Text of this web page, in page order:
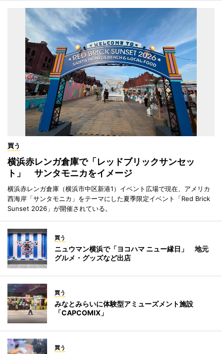
買う
横浜赤レンガ倉庫で「レッドブリックサンセッ
ト」 サンタモニカをイメージ
横浜赤レンガ倉庫（横浜市中区新港1）イベント広場で現在、アメリカ
西海岸「サンタモニカ」をテーマにした夏季限定イベント「Red Brick
Sunset 2026」が開催されている。
買う
ニュウマン横浜で「ヨコハマ ニュー縁日」 地元
グルメ・グッズなど出店
買う
みなとみらいに体験型アミューズメント施設
「CAPCOMIX」
買う